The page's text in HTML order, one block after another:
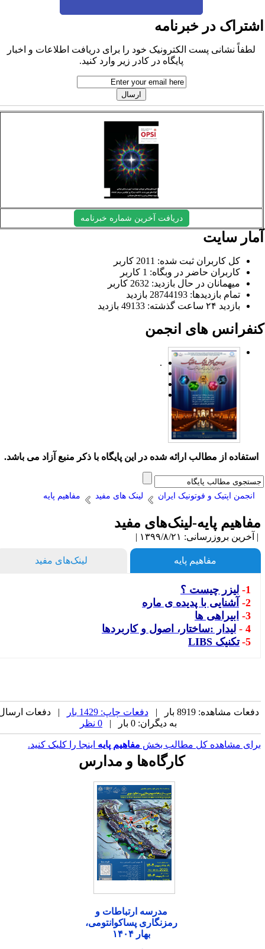
در خبرنامه
لطفاً نشانی پست الکترونیک خود را برای دریافت اطلاعات و اخبار
پایگاه در کادر زیر وارد کنید.
دریافت آخرین شماره خبرنامه
سایت
کل کاربران ثبت شده: 2011 کاربر
کاربران حاضر در وبگاه: 1 کاربر
میهمانان در حال بازدید: 2632 کاربر
تمام بازدید‌ها: 28744193 بازدید
بازدید ۲۴ ساعت گذشته: 49133 بازدید
های انجمن
.
استفاده از مطالب ارائه شده در این پایگاه با ذکر منبع آزاد می باشد.
انجمن اپتیک و فوتونیک ایران لینک های مفید مفاهیم پایه
پایه-لینک‌های مفید
بروزرسانی: ۱۳۹۹/۸/۲۱ |
مفاهیم پایه لینک‌های مفید
لیزر چیست ؟
آشنایی با پدیده ی ماره
ابیراهی ها
- لیدار :ساختار، اصول و کاربردها
تکنیک LIBS
مشاهده: 8919 بار | دفعات چاپ: 1429 بار
| دفعات ارسال
به دیگران: 0 بار |
مشاهده کل مطالب بخش مفاهیم پایهاینجا را کلیک کنید.
کارگاه‌ها و مدارس
مدرسه ارتباطات و
رمزنگاری پساکوانتومی،
بهار ۱۴۰۴